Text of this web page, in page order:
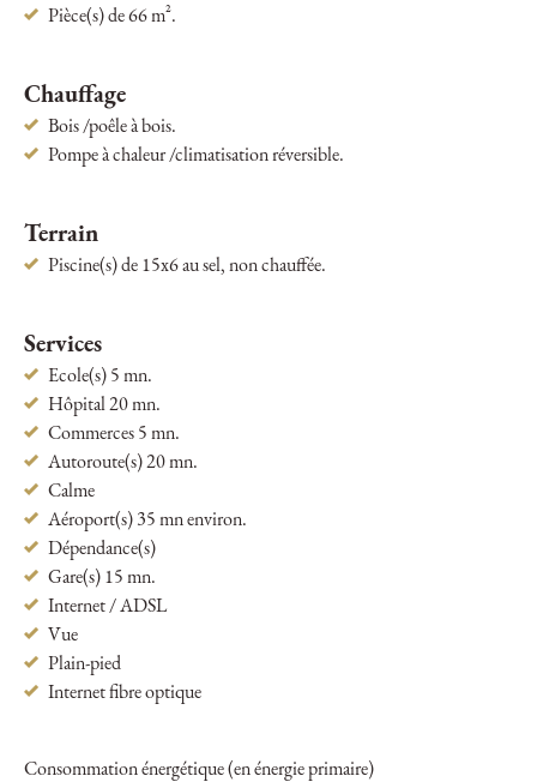
Pièce(s) de 66 m².
Chauffage
Bois /poêle à bois.
Pompe à chaleur /climatisation réversible.
Terrain
Piscine(s) de 15x6 au sel, non chauffée.
Services
Ecole(s) 5 mn.
Hôpital 20 mn.
Commerces 5 mn.
Autoroute(s) 20 mn.
Calme
Aéroport(s) 35 mn environ.
Dépendance(s)
Gare(s) 15 mn.
Internet / ADSL
Vue
Plain-pied
Internet fibre optique
Consommation énergétique (en énergie primaire)